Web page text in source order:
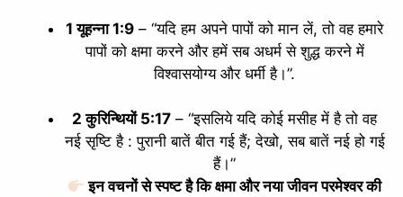
1 यूहन्ना 1:9 – “यदि हम अपने पापों को मान लें, तो वह हमारे
पापों को क्षमा करने और हमें सब अधर्म से शुद्ध करने में
विश्‍वासयोग्य और धर्मी है।”.
2 कुरिन्थियों 5:17 – “इसलिये यदि कोई मसीह में है तो वह
नई सृष्‍टि है : पुरानी बातें बीत गई हैं; देखो, सब बातें नई हो गई
हैं।”
इन वचनों से स्पष्ट है कि क्षमा और नया जीवन परमेश्वर की
slice - A new bank, for new India
आज ही Slice App डाउनलोड करें और Slice क्रेडिट कार्ड के ज़रिए अपना पहला
UPI पेमेंट करें। पेमेंट करते ही आपको तुरंत ₹500 का कैशबैक मिलेगा!
(रेफरल कोड डालना न भूलें: &AALOK98817)
Install Now